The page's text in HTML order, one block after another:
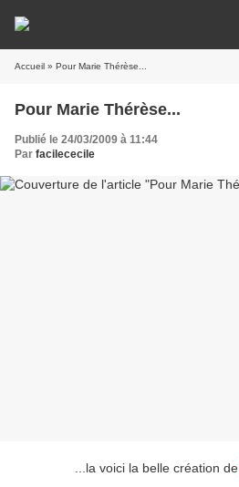
Accueil » Pour Marie Thérèse...
Pour Marie Thérèse...
Publié le 24/03/2009 à 11:44
Par facilececile
...la voici la belle création de